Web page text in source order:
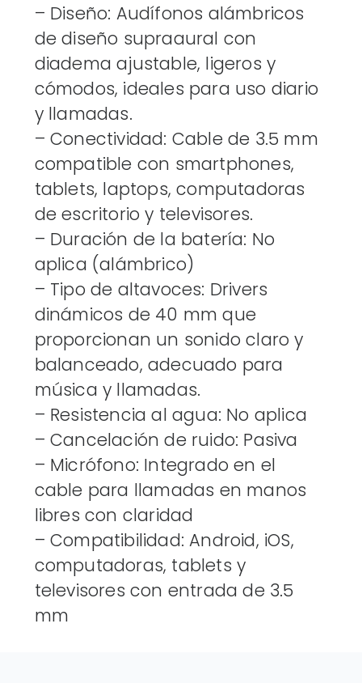
– Diseño: Audífonos alámbricos
de diseño supraaural con
diadema ajustable, ligeros y
cómodos, ideales para uso diario
y llamadas.
– Conectividad: Cable de 3.5 mm
compatible con smartphones,
tablets, laptops, computadoras
de escritorio y televisores.
– Duración de la batería: No
aplica (alámbrico)
– Tipo de altavoces: Drivers
dinámicos de 40 mm que
proporcionan un sonido claro y
balanceado, adecuado para
música y llamadas.
– Resistencia al agua: No aplica
– Cancelación de ruido: Pasiva
– Micrófono: Integrado en el
cable para llamadas en manos
libres con claridad
– Compatibilidad: Android, iOS,
computadoras, tablets y
televisores con entrada de 3.5
mm